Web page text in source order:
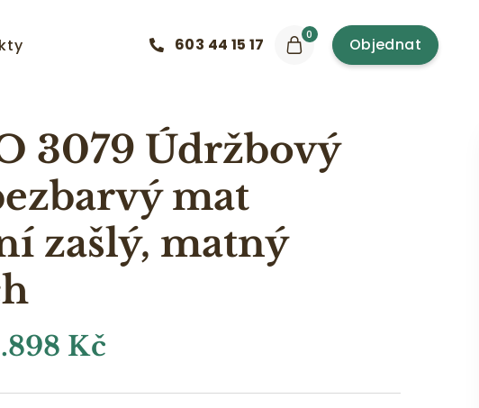
603 44 15 17 0 Objednat
3079 Údržbový
mat
zašlý, matný
Kč